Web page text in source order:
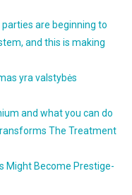
are beginning to
and this is making
yra valstybės
and what you can do
The Treatment
Might Become Prestige-